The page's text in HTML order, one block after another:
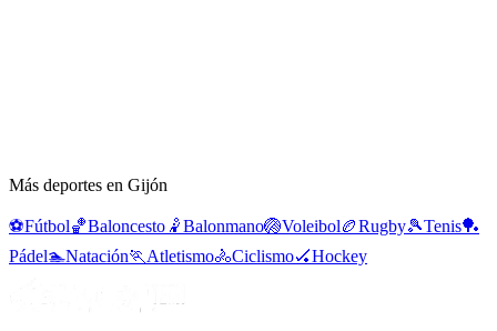
Más deportes en Gijón
⚽Fútbol🏀Baloncesto 🤾Balonmano🏐Voleibol🏉Rugby🎾Tenis🏓
Pádel🏊Natación🏃 Atletismo🚴Ciclismo🏑Hockey